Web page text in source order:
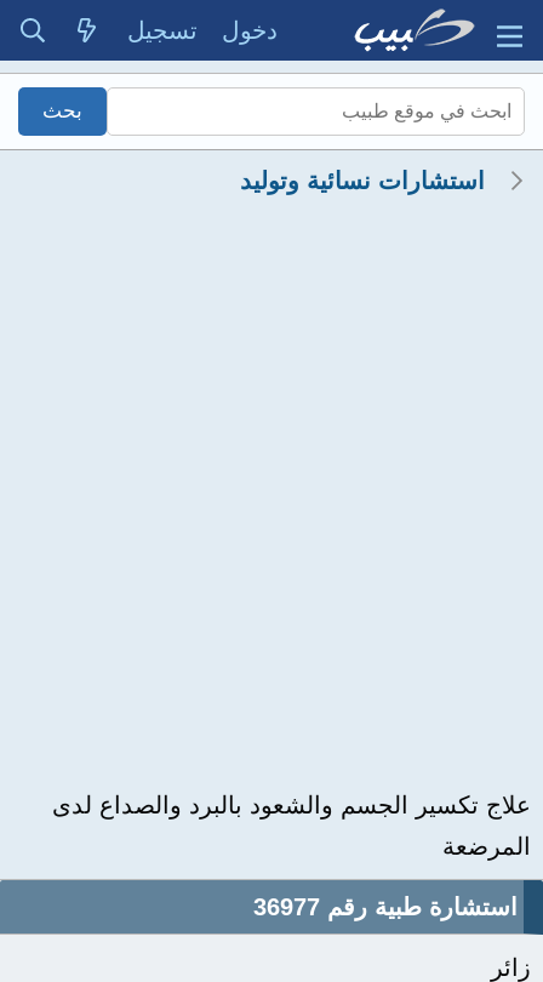
دخول تسجيل
استشارات نسائية وتوليد
علاج تكسير الجسم والشعود بالبرد والصداع لدى
المرضعة
استشارة طبية رقم 36977
زائر